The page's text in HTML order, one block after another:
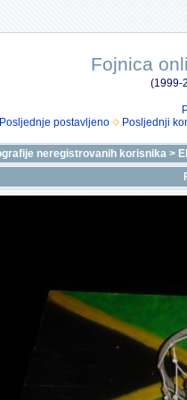
Fojnica
(1999-
Posljednje postavljeno Posljednji
neregistrovanih korisnika >